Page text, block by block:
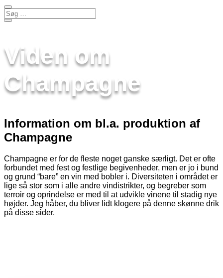
Viden om
Champagne
Information om bl.a. produktion af
Champagne
Champagne er for de fleste noget ganske særligt. Det er ofte
forbundet med fest og festlige begivenheder, men er jo i bund
og grund “bare” en vin med bobler i. Diversiteten i området er
lige så stor som i alle andre vindistrikter, og begreber som
terroir og oprindelse er med til at udvikle vinene til stadig nye
højder. Jeg håber, du bliver lidt klogere på denne skønne drik
på disse sider.